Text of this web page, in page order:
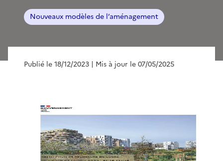
Nouveaux modèles de l’aménagement
Publié le 18/12/2023 | Mis à jour le 07/05/2025